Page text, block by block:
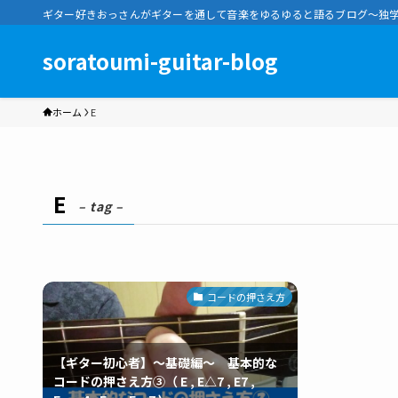
ギター好きおっさんがギターを通して音楽をゆるゆると語るブログ～
soratoumi-guitar-blog
ホーム E
E – tag –
コードの押さえ方
【ギター初心者】～基礎編～ 基本的な
コードの押さえ方③（ E , E△7 , E7 ,